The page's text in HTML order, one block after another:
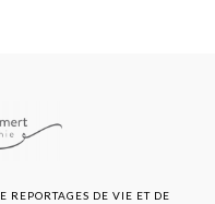
REPORTAGES DE VIE ET DE